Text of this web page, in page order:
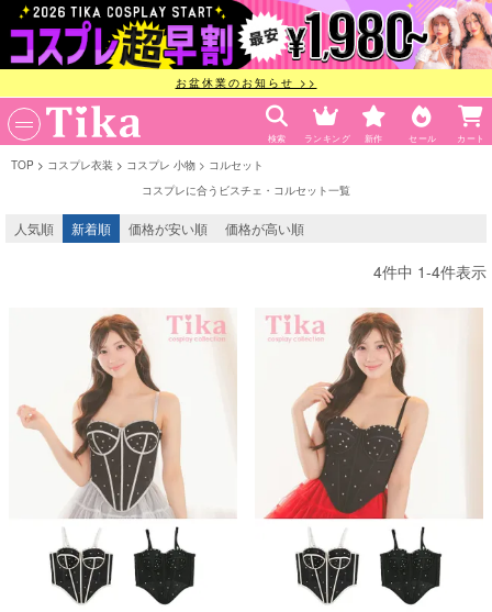
お盆休業のお知らせ >>
検索 ランキング 新作 セール カート
TOP コスプレ衣装 コスプレ 小物
コルセット
コスプレに合うビスチェ・コルセット一覧
人気順 新着順 価格が安い順 価格が高い順
4件中 1-4件表示